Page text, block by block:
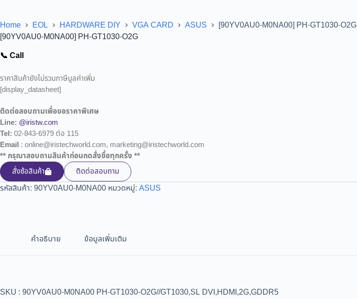
Home EOL HARDWARE DIY VGA CARD ASUS
[90YV0AU0-M0NA00] PH-GT1030-O2G
[90YV0AU0-M0NA00] PH-GT1030-O2G
📞 Call
ราคาสินค้ายังไม่รวมภาษีมูลค่าเพิ่ม
[display_datasheet]
ติดต่อสอบถามเพื่อขอราคาพิเศษ
Line: @iristw.com
Tel: 02-843-6979 ต่อ 115
Email : online@iristechworld.com, marketing@iristechworld.com
** กรุณาสอบถามสินค้าก่อนกดสั่งซื้อทุกครั้ง **
สั่งซ้อสินค้า
ติดต่อสอบถาม
รหัสสินค้า: 90YV0AU0-M0NA00 หมวดหมู่: ASUS
คำอธิบาย ข้อมูลเพิ่มเติม
SKU : 90YV0AU0-M0NA00 PH-GT1030-O2G//GT1030,SL DVI,HDMI,2G,GDDR5